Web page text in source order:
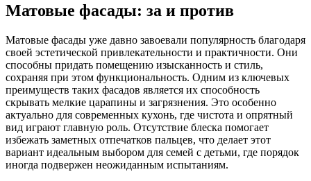
Матовые фасады: за и против
Матовые фасады уже давно завоевали популярность благодаря
своей эстетической привлекательности и практичности. Они
способны придать помещению изысканность и стиль,
сохраняя при этом функциональность. Одним из ключевых
преимуществ таких фасадов является их способность
скрывать мелкие царапины и загрязнения. Это особенно
актуально для современных кухонь, где чистота и опрятный
вид играют главную роль. Отсутствие блеска помогает
избежать заметных отпечатков пальцев, что делает этот
вариант идеальным выбором для семей с детьми, где порядок
иногда подвержен неожиданным испытаниям.